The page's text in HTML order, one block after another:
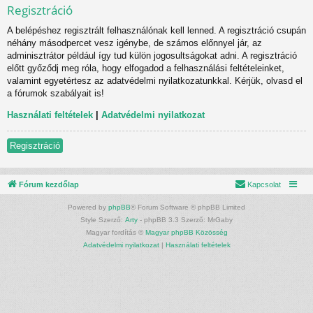
Regisztráció
A belépéshez regisztrált felhasználónak kell lenned. A regisztráció csupán
néhány másodpercet vesz igénybe, de számos előnnyel jár, az
adminisztrátor például így tud külön jogosultságokat adni. A regisztráció
előtt győződj meg róla, hogy elfogadod a felhasználási feltételeinket,
valamint egyetértesz az adatvédelmi nyilatkozatunkkal. Kérjük, olvasd el
a fórumok szabályait is!
Használati feltételek | Adatvédelmi nyilatkozat
Regisztráció
Fórum kezdőlap Kapcsolat
Powered by phpBB® Forum Software © phpBB Limited
Style Szerző: Arty - phpBB 3.3 Szerző: MrGaby
Magyar fordítás © Magyar phpBB Közösség
Adatvédelmi nyilatkozat| Használati feltételek